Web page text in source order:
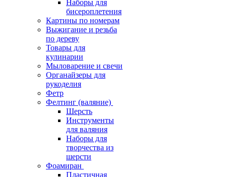
Наборы для
бисероплетения
Картины по номерам
Выжигание и резьба
по дереву
Товары для
кулинарии
Мыловарение и свечи
Органайзеры для
рукоделия
Фетр
Фелтинг (валяние)
Шерсть
Инструменты
для валяния
Наборы для
творчества из
шерсти
Фоамиран
Пластичная